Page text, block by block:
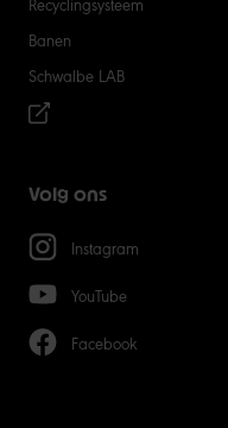
Banen
Schwalbe LAB
Volg ons
Instagram
YouTube
Facebook